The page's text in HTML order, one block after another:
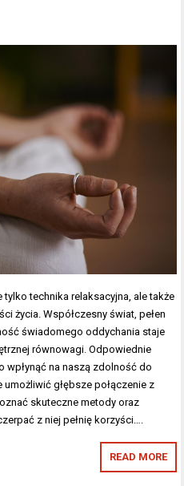
technika relaksacyjna, ale także
życia. Współczesny świat, pełen
świadomego oddychania staje
równowagi. Odpowiednie
na naszą zdolność do
głębsze połączenie z
skuteczne metody oraz
z niej pełnię korzyści….
READ MORE